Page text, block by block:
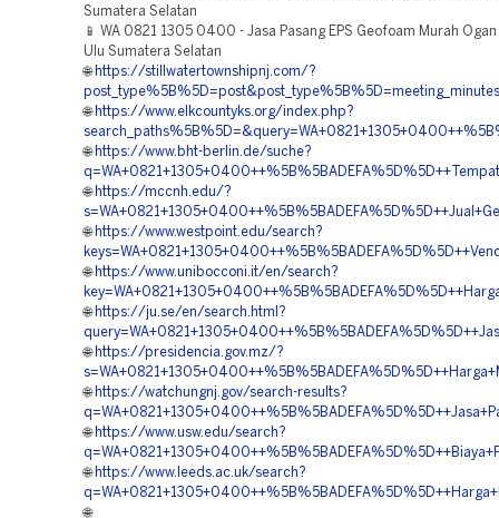
Sumatera Selatan
📱 WA 0821 1305 0400 - Jasa Pasang EPS Geofoam Murah
Ulu Sumatera Selatan
🌐 https://stillwatertownshipnj.com/?
🌐 https://www.elkcountyks.org/index.php?
🌐 https://www.bht-berlin.de/suche?
🌐 https://mccnh.edu/?
🌐 https://www.westpoint.edu/search?
🌐 https://www.unibocconi.it/en/search?
🌐 https://ju.se/en/search.html?
🌐 https://presidencia.gov.mz/?
🌐 https://watchungnj.gov/search-results?
🌐 https://www.usw.edu/search?
🌐 https://www.leeds.ac.uk/search?
🌐